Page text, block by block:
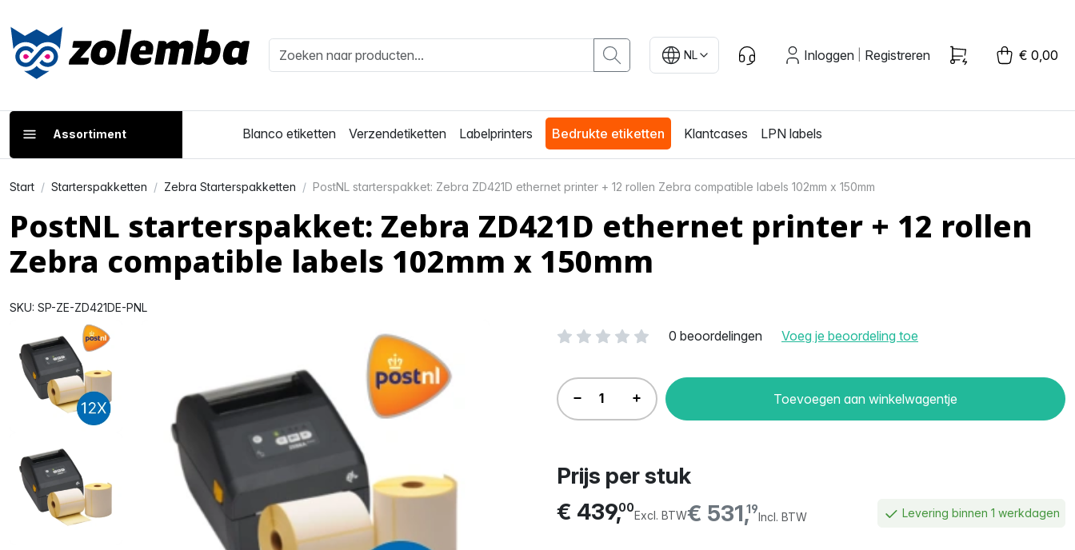
NL Inloggen Registreren € 0,00
Assortiment Blanco etiketten Verzendetiketten Labelprinters Bedrukte etiketten Klantcases LPN labels
Start Starterspakketten Zebra Starterspakketten PostNL starterspakket: Zebra ZD421D ethernet printer + 12 rollen Zebra compatible labels 102mm x 150mm
PostNL starterspakket: Zebra ZD421D ethernet printer + 12 rollen
Zebra compatible labels 102mm x 150mm
SKU: SP-ZE-ZD421DE-PNL
0 beoordelingen Voeg je beoordeling toe
Toevoegen aan winkelwagentje
Prijs per stuk
€ 531,19
Incl. BTW
€ 439,00
Excl. BTW Levering binnen 1 werkdagen